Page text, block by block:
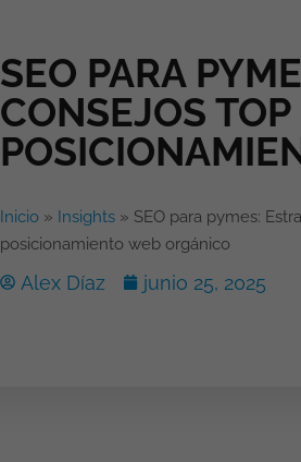
SEO PARA
CONSEJOS
Inicio» Insights» SEO para pymes:
posicionamiento web orgánico
Alex Díaz junio 25, 2025